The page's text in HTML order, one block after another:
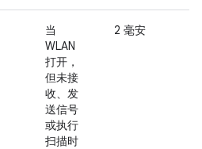
当
WLAN
打开，
但未接
收、发
送信号
或执行
扫描时
2 毫安